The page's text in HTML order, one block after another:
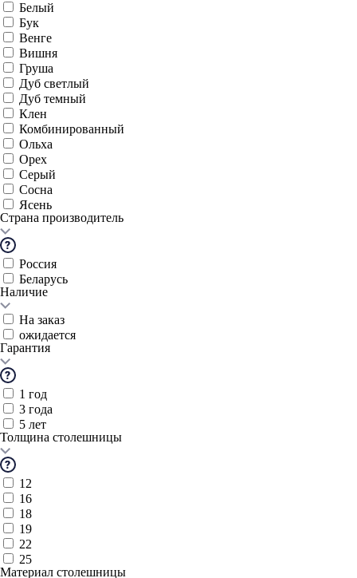
Белый
Бук
Венге
Вишня
Груша
Дуб светлый
Дуб темный
Клен
Комбинированный
Ольха
Орех
Серый
Сосна
Ясень
Страна производитель
Россия
Беларусь
Наличие
На заказ
ожидается
Гарантия
1 год
3 года
5 лет
Толщина столешницы
12
16
18
19
22
25
Материал столешницы